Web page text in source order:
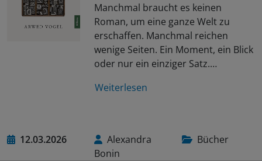
Manchmal braucht es keinen
Roman, um eine ganze Welt zu
erschaffen. Manchmal reichen
wenige Seiten. Ein Moment, ein Blick
oder nur ein einziger Satz.…
Weiterlesen
12.03.2026
Alexandra
Bonin
Bücher